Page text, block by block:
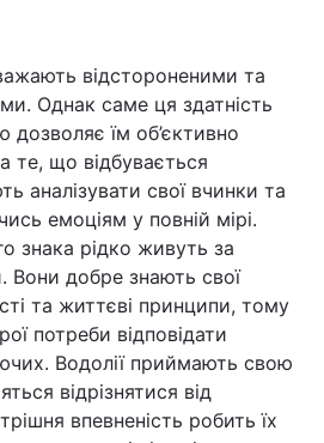
відстороненими та
Однак саме ця здатність
дозволяє їм об’єктивно
те, що відбувається
аналізувати свої вчинки та
емоціям у повній мірі.
знака рідко живуть за
добре знають свої
та життєві принципи, тому
потреби відповідати
Водолії приймають свою
відрізнятися від
впевненість робить їх